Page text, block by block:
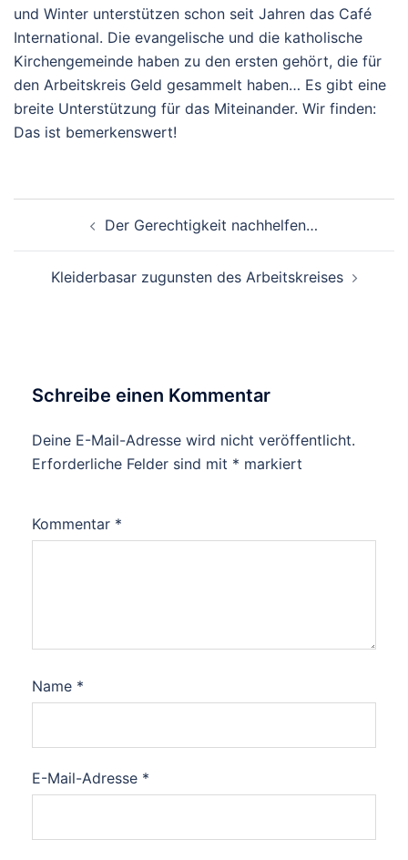
und Winter unterstützen schon seit Jahren das Café
International. Die evangelische und die katholische
Kirchengemeinde haben zu den ersten gehört, die für
den Arbeitskreis Geld gesammelt haben… Es gibt eine
breite Unterstützung für das Miteinander. Wir finden:
Das ist bemerkenswert!
Der Gerechtigkeit nachhelfen…
Kleiderbasar zugunsten des Arbeitskreises
Schreibe einen Kommentar
Deine E-Mail-Adresse wird nicht veröffentlicht.
Erforderliche Felder sind mit * markiert
Kommentar *
Name *
E-Mail-Adresse *